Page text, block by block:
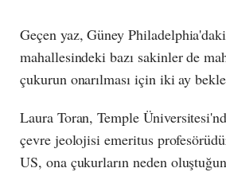
Geçen yaz, Güney
mahallesindeki bazı sakinler de
çukurun onarılması için iki ay
Laura Toran, Temple
çevre jeolojisi emeritus
US, ona çukurların neden